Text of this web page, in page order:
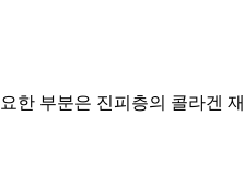
한 부분은 진피층의 콜라겐